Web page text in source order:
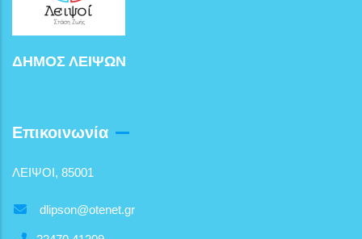
ΔΗΜΟΣ ΛΕΙΨΩΝ
Επικοινωνία
ΛΕΙΨΟΙ, 85001
dlipson@otenet.gr